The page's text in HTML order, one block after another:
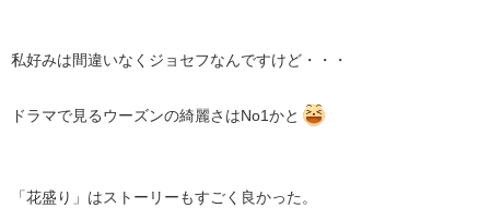
私好みは間違いなくジョセフなんですけど・・・
ドラマで見るウーズンの綺麗さはNo1かと
「花盛り」はストーリーもすごく良かった。